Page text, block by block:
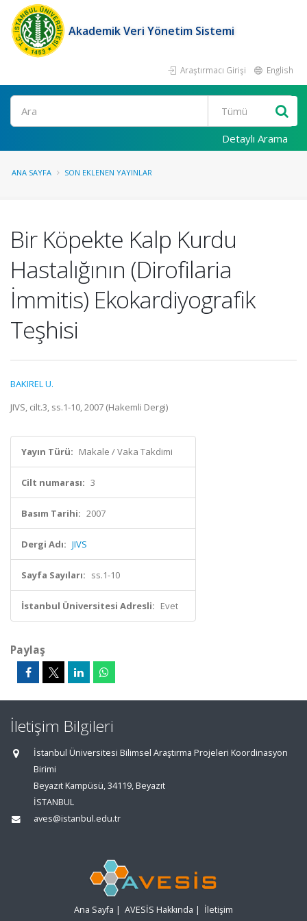
Akademik Veri Yönetim Sistemi
Araştırmacı Girişi English
Ara
Detaylı Arama
ANA SAYFA SON EKLENEN YAYINLAR
Bir Köpekte Kalp Kurdu
Hastalığının (Dirofilaria
İmmitis) Ekokardiyografik
Teşhisi
BAKIREL U.
JIVS, cilt.3, ss.1-10, 2007 (Hakemli Dergi)
Yayın Türü: Makale / Vaka Takdimi
Cilt numarası: 3
Basım Tarihi: 2007
Dergi Adı: JIVS
Sayfa Sayıları: ss.1-10
İstanbul Üniversitesi Adresli: Evet
Paylaş
İletişim Bilgileri
İstanbul Üniversitesi Bilimsel Araştırma Projeleri Koordinasyon
Birimi
Beyazıt Kampüsü, 34119, Beyazıt
İSTANBUL
aves@istanbul.edu.tr
Ana Sayfa | AVESİS Hakkında | İletişim